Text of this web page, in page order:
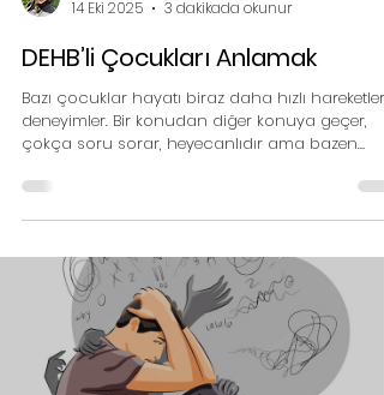
Psikolog Saliha Karakurt
DEHB’li Çocukları Anlamak
Bazı çocuklar hayatı biraz daha hızlı
deneyimler. Bir konudan diğer konuya geçer,
çokça soru sorar, heyecanlıdır ama bazen
ayağa kalkmak ister, konuşurken sıkça araya
girer, elindeki nesnelerle durmadan oynar… İşte
bu davranışlar “şımarıklık” veya “ dikkatsizlik”
olarak görülse de çok daha fazlasıdır aslında.
Dikkat Eksikliği ve Hiperaktivite Bozukluğu (DEHB),
çocukların dikkatini belirli bir yerde toplaması